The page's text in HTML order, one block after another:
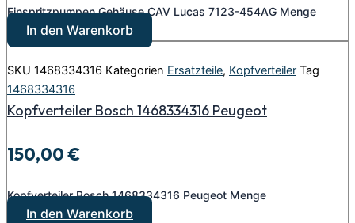
Einspritzpumpen Gehäuse CAV Lucas 7123-454AG Menge
In den Warenkorb
SKU 1468334316 Kategorien Ersatzteile, Kopfverteiler Tag
1468334316
Kopfverteiler Bosch 1468334316 Peugeot
150,00€
Kopfverteiler Bosch 1468334316 Peugeot Menge
In den Warenkorb